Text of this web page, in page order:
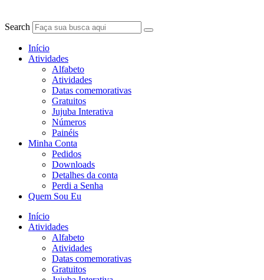
Search
Início
Atividades
Alfabeto
Atividades
Datas comemorativas
Gratuitos
Jujuba Interativa
Números
Painéis
Minha Conta
Pedidos
Downloads
Detalhes da conta
Perdi a Senha
Quem Sou Eu
Início
Atividades
Alfabeto
Atividades
Datas comemorativas
Gratuitos